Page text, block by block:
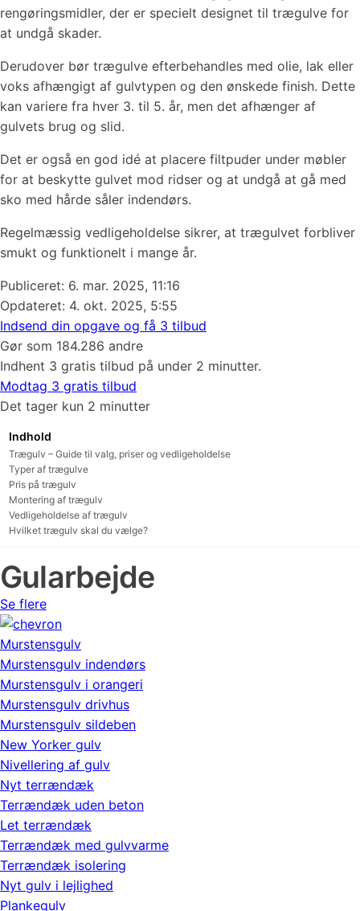
rengøringsmidler, der er specielt designet til trægulve for
at undgå skader.
Derudover bør trægulve efterbehandles med olie, lak eller
voks afhængigt af gulvtypen og den ønskede finish. Dette
kan variere fra hver 3. til 5. år, men det afhænger af
gulvets brug og slid.
Det er også en god idé at placere filtpuder under møbler
for at beskytte gulvet mod ridser og at undgå at gå med
sko med hårde såler indendørs.
Regelmæssig vedligeholdelse sikrer, at trægulvet forbliver
smukt og funktionelt i mange år.
Publiceret: 6. mar. 2025, 11:16
Opdateret: 4. okt. 2025, 5:55
Indsend din opgave og få 3 tilbud
Gør som 184.286 andre
Indhent 3 gratis tilbud på under 2 minutter.
Modtag 3 gratis tilbud
Det tager kun 2 minutter
Indhold
Trægulv – Guide til valg, priser og vedligeholdelse
Typer af trægulve
Pris på trægulv
Montering af trægulv
Vedligeholdelse af trægulv
Hvilket trægulv skal du vælge?
Gularbejde
Se flere
Murstensgulv
Murstensgulv indendørs
Murstensgulv i orangeri
Murstensgulv drivhus
Murstensgulv sildeben
New Yorker gulv
Nivellering af gulv
Nyt terrændæk
Terrændæk uden beton
Let terrændæk
Terrændæk med gulvvarme
Terrændæk isolering
Nyt gulv i lejlighed
Plankegulv